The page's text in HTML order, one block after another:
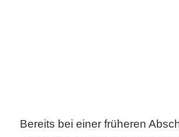
Bereits bei einer früheren